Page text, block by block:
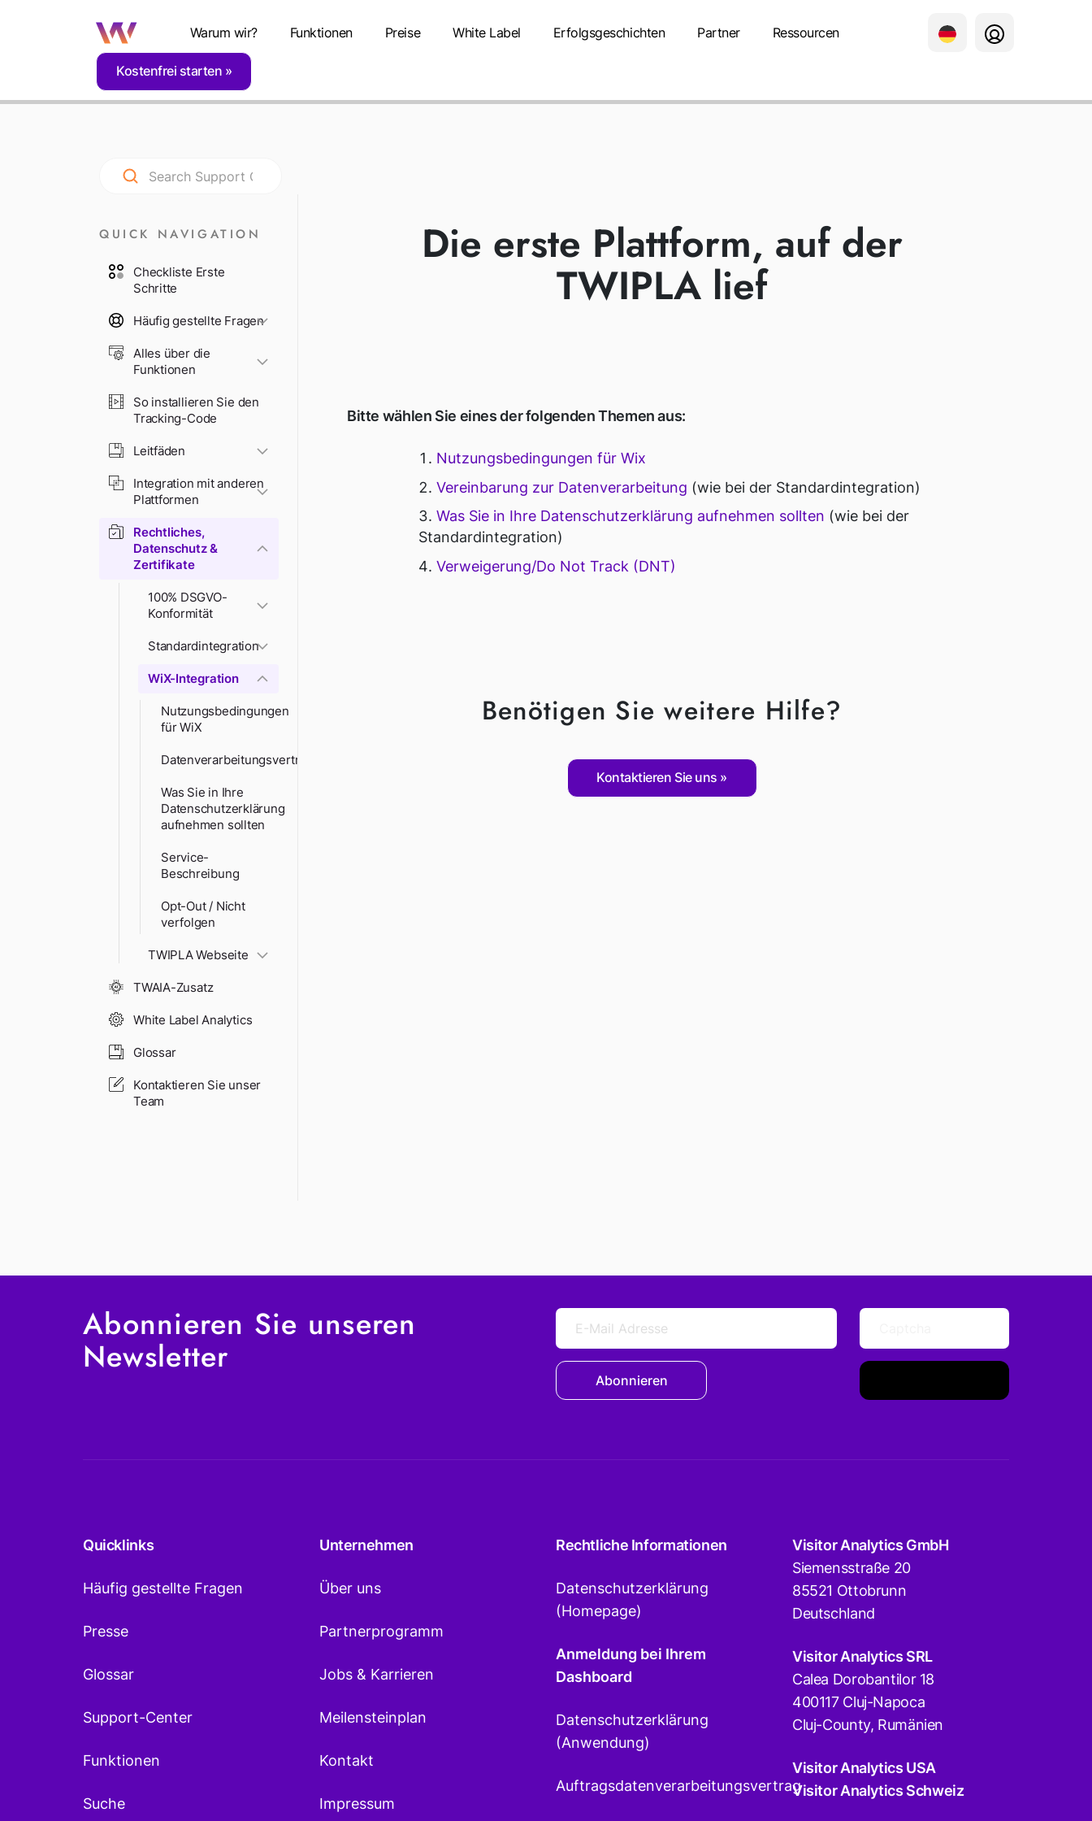
Warum wir? Funktionen Preise White Label Erfolgsgeschichten Partner Ressourcen
Kostenfrei starten
Home Support Rechtliches, Datenschutz & Zertifikate
QUICK NAVIGATION
Checkliste Erste
Schritte
Häufig gestellte Fragen
Alles über die
Funktionen
So installieren Sie den
Tracking-Code
Leitfäden
Integration mit anderen
Plattformen
Rechtliches,
Datenschutz &
Zertifikate
100% DSGVO-
Konformität
Standardintegration
WiX-Integration
Nutzungsbedingungen
für WiX
Datenverarbeitungsvertrag
Was Sie in Ihre
Datenschutzerklärung
aufnehmen sollten
Service-
Beschreibung
Opt-Out / Nicht
verfolgen
TWIPLA Webseite
TWAIA-Zusatz
White Label Analytics
Glossar
Kontaktieren Sie unser
Team
Die erste Plattform, auf der
TWIPLA lief
Bitte wählen Sie eines der folgenden Themen aus:
Nutzungsbedingungen für Wix
Vereinbarung zur Datenverarbeitung (wie bei der Standardintegration)
Was Sie in Ihre Datenschutzerklärung aufnehmen sollten (wie bei der
Standardintegration)
Verweigerung/Do Not Track (DNT)
Benötigen Sie weitere Hilfe?
Kontaktieren Sie uns
Abonnieren Sie unseren
Newsletter
Abonnieren
Quicklinks
Häufig gestellte Fragen
Presse
Glossar
Support-Center
Funktionen
Suche
Unternehmen
Über uns
Partnerprogramm
Jobs & Karrieren
Meilensteinplan
Kontakt
Impressum
Rechtliche Informationen
Datenschutzerklärung
(Homepage)
Anmeldung bei Ihrem
Dashboard
Datenschutzerklärung
(Anwendung)
Auftragsdatenverarbeitungsvertrag
Visitor Analytics GmbH
Siemensstraße 20
85521 Ottobrunn
Deutschland
Visitor Analytics SRL
Calea Dorobantilor 18
400117 Cluj-Napoca
Cluj-County, Rumänien
Visitor Analytics USA
Visitor Analytics Schweiz